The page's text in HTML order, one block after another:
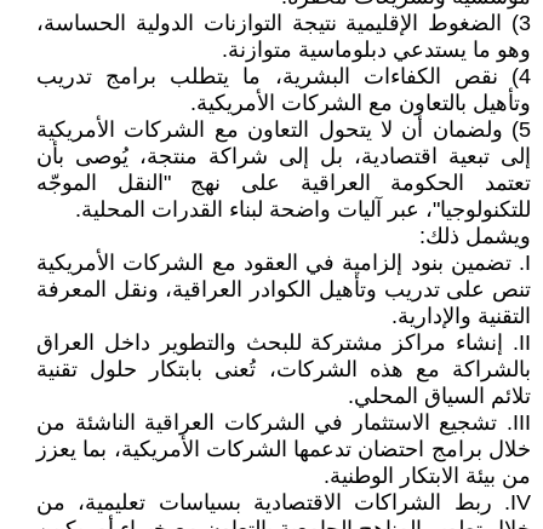
3) الضغوط الإقليمية نتيجة التوازنات الدولية الحساسة،
وهو ما يستدعي دبلوماسية متوازنة.
4) نقص الكفاءات البشرية، ما يتطلب برامج تدريب
وتأهيل بالتعاون مع الشركات الأمريكية.
5) ولضمان أن لا يتحول التعاون مع الشركات الأمريكية
إلى تبعية اقتصادية، بل إلى شراكة منتجة، يُوصى بأن
تعتمد الحكومة العراقية على نهج "النقل الموجّه
للتكنولوجيا"، عبر آليات واضحة لبناء القدرات المحلية.
ويشمل ذلك:
I. تضمين بنود إلزامية في العقود مع الشركات الأمريكية
تنص على تدريب وتأهيل الكوادر العراقية، ونقل المعرفة
التقنية والإدارية.
II. إنشاء مراكز مشتركة للبحث والتطوير داخل العراق
بالشراكة مع هذه الشركات، تُعنى بابتكار حلول تقنية
تلائم السياق المحلي.
III. تشجيع الاستثمار في الشركات العراقية الناشئة من
خلال برامج احتضان تدعمها الشركات الأمريكية، بما يعزز
من بيئة الابتكار الوطنية.
IV. ربط الشراكات الاقتصادية بسياسات تعليمية، من